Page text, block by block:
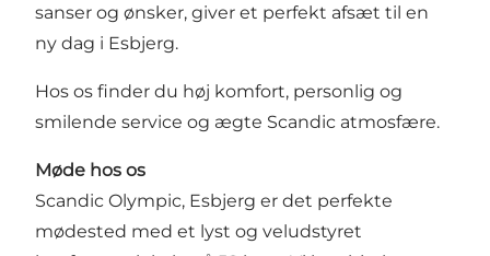
sanser og ønsker, giver et perfekt afsæt til en
ny dag i Esbjerg.
Hos os finder du høj komfort, personlig og
smilende service og ægte Scandic atmosfære.
Møde hos os
Scandic Olympic, Esbjerg er det perfekte
mødested med et lyst og veludstyret